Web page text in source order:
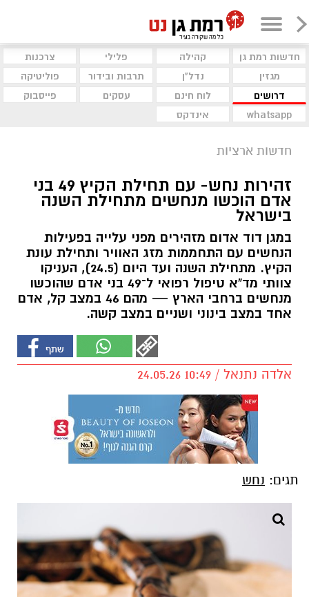
חדשות רמת גן קהילה פלילי
צרכנות
מגזין
נדל"ן תרבות ובידור
פוליטיקה
דרושים
לוח חינם עסקים
פייסבוק
whatsapp
אינדקס
חדשות ארציות
זהירות נחש- עם תחילת הקיץ 49 בני
אדם הוכשו מנחשים מתחילת השנה
בישראל
במגן דוד אדום מזהירים מפני עלייה בפעילות
הנחשים עם התחממות מזג האוויר ותחילת עונת
הקיץ. מתחילת השנה ועד היום (24.5), העניקו
צוותי מד"א טיפול רפואי ל־49 בני אדם שהוכשו
מנחשים ברחבי הארץ — מהם 46 במצב קל, אדם
אחד במצב בינוני ושניים במצב קשה.
אלדה נתנאל / 10:49 24.05.26
תגים: נחש